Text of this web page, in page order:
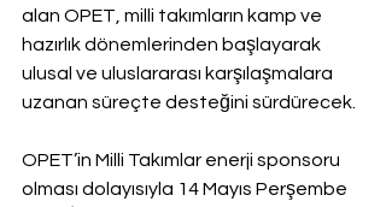
alan OPET, milli takımların kamp ve
hazırlık dönemlerinden başlayarak
ulusal ve uluslararası karşılaşmalara
uzanan süreçte desteğini sürdürecek.
OPET’in Milli Takımlar enerji sponsoru
olması dolayısıyla 14 Mayıs Perşembe